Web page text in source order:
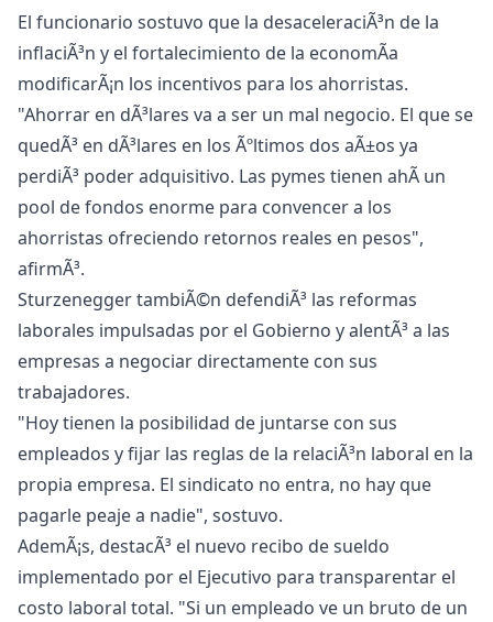
El funcionario sostuvo que la desaceleraciÃ³n de la
inflaciÃ³n y el fortalecimiento de la economÃ­a
modificarÃ¡n los incentivos para los ahorristas.
"Ahorrar en dÃ³lares va a ser un mal negocio. El que se
quedÃ³ en dÃ³lares en los Ãºltimos dos aÃ±os ya
perdiÃ³ poder adquisitivo. Las pymes tienen ahÃ­ un
pool de fondos enorme para convencer a los
ahorristas ofreciendo retornos reales en pesos",
afirmÃ³.
Sturzenegger tambiÃ©n defendiÃ³ las reformas
laborales impulsadas por el Gobierno y alentÃ³ a las
empresas a negociar directamente con sus
trabajadores.
"Hoy tienen la posibilidad de juntarse con sus
empleados y fijar las reglas de la relaciÃ³n laboral en la
propia empresa. El sindicato no entra, no hay que
pagarle peaje a nadie", sostuvo.
AdemÃ¡s, destacÃ³ el nuevo recibo de sueldo
implementado por el Ejecutivo para transparentar el
costo laboral total. "Si un empleado ve un bruto de un